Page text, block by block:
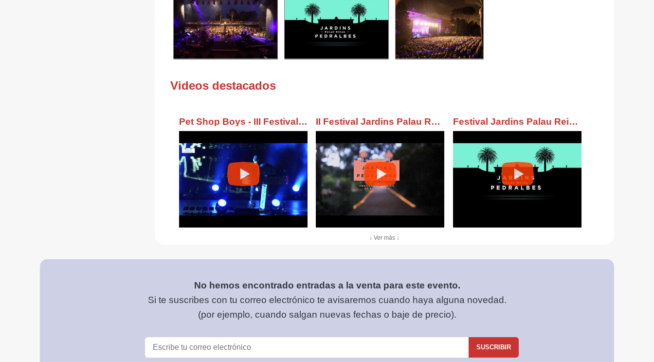
↓ Ver más ↓
Videos destacados
Pet Shop Boys - III Festival Jardins Palau Reial Pedralbes II Festival Jardins Palau Reial de Pedralbes Festival Jardins Palau Reial Pedralbes
No hemos encontrado entradas a la venta para este evento.
Si te suscribes con tu correo electrónico te avisaremos cuando haya alguna novedad.
(por ejemplo, cuando salgan nuevas fechas o baje de precio).
SUSCRIBIR